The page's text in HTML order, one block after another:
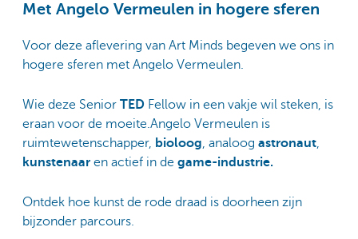
Met Angelo Vermeulen in hogere sferen
Voor deze aflevering van Art Minds begeven we ons in
hogere sferen met Angelo Vermeulen.
Wie deze Senior TED Fellow in een vakje wil steken, is
eraan voor de moeite.Angelo Vermeulen is
ruimtewetenschapper, bioloog, analoog astronaut,
kunstenaar en actief in de game-industrie.
Ontdek hoe kunst de rode draad is doorheen zijn
bijzonder parcours.